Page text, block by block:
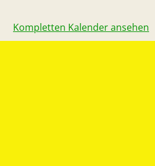
Kompletten Kalender ansehen